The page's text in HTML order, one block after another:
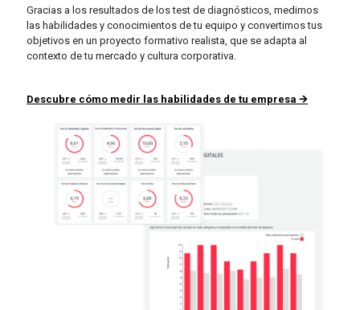
Gracias a los resultados de los test de diagnósticos, medimos
las habilidades y conocimientos de tu equipo y convertimos tus
objetivos en un proyecto formativo realista, que se adapta al
contexto de tu mercado y cultura corporativa.
Descubre cómo medir las habilidades de tu empresa 🡪